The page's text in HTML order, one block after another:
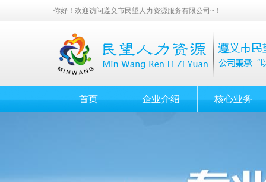
你好！欢迎访问遵义市民望人力资源服务有限公司~！
首页 企业介绍 核心业务